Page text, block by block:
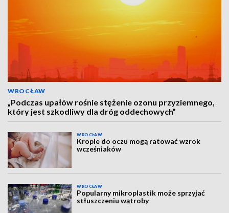
WROCŁAW
„Podczas upałów rośnie stężenie ozonu przyziemnego,
który jest szkodliwy dla dróg oddechowych”
WROCŁAW
Krople do oczu mogą ratować wzrok
wcześniaków
WROCŁAW
Popularny mikroplastik może sprzyjać
stłuszczeniu wątroby